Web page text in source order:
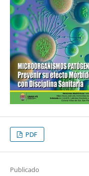
PDF
Publicado